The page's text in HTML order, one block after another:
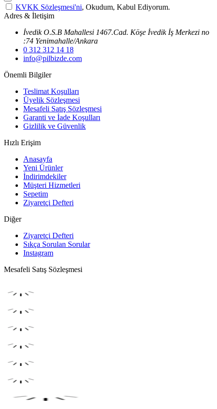
KVKK Sözleşmesi'ni, Okudum, Kabul Ediyorum.
Adres & İletişim
İvedik O.S.B Mahallesi 1467.Cad. Köşe İvedik İş Merkezi no
:74 Yenimahalle/Ankara
0 312 312 14 18
info@pilbizde.com
Önemli Bilgiler
Teslimat Koşulları
Üyelik Sözleşmesi
Mesafeli Satış Sözleşmesi
Garanti ve İade Koşulları
Gizlilik ve Güvenlik
Hızlı Erişim
Anasayfa
Yeni Ürünler
İndirimdekiler
Müşteri Hizmetleri
Sepetim
Ziyaretçi Defteri
Diğer
Ziyaretçi Defteri
Sıkça Sorulan Sorular
Instagram
Mesafeli Satış Sözleşmesi